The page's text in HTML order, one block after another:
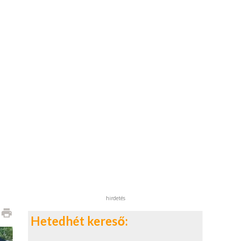
print
hirdetés
Hetedhét kereső: